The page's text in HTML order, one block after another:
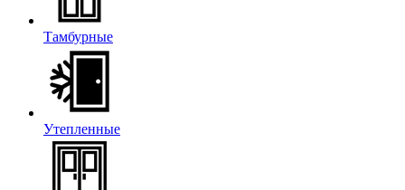
Тамбурные
Утепленные